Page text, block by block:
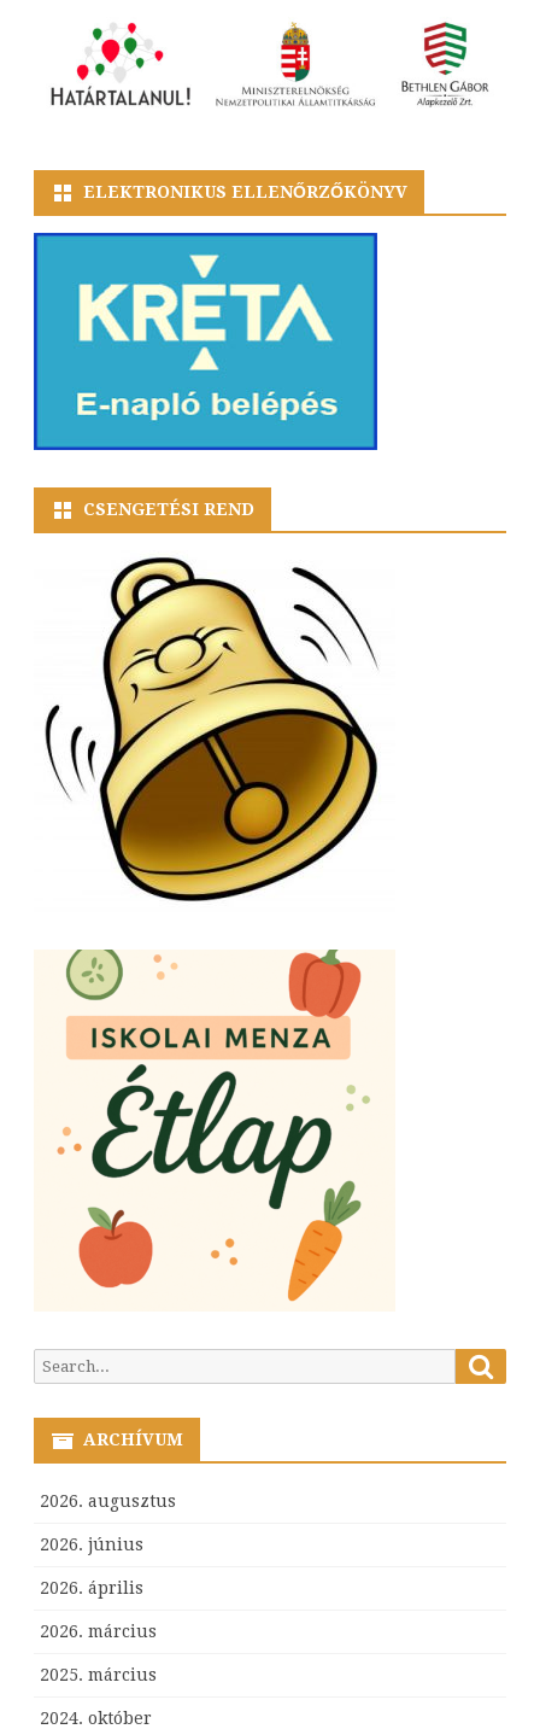
ELEKTRONIKUS ELLENŐRZŐKÖNYV
CSENGETÉSI REND
Search
ARCHÍVUM
2026. augusztus
2026. június
2026. április
2026. március
2025. március
2024. október